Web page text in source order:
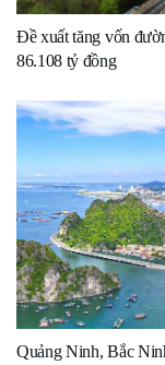
Đề xuất tăng vốn
86.108 tỷ đồng
Quảng Ninh, Bắc